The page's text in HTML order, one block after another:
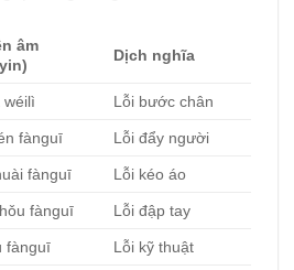
âm
Dịch nghĩa
wéilì Lỗi bước chân
fànguī Lỗi đẩy người
fànguī Lỗi kéo áo
fànguī Lỗi đập tay
fànguī Lỗi kỹ thuật